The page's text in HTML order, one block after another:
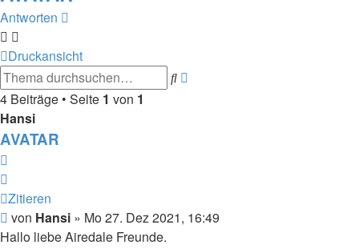
Antworten
Druckansicht
Suche
4 Beiträge • Seite 1 von 1
Hansi
AVATAR
Zitieren
Beitrag
von Hansi » Mo 27. Dez 2021, 16:49
Hallo liebe Airedale Freunde.